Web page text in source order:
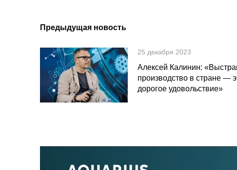
Предыдущая новость
25 декабря 2023
Алексей Калинин:
производство в стране —
дорогое удовольствие»